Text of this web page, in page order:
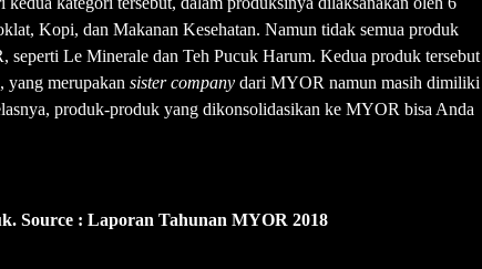
Kopi, dan Makanan Kesehatan. Namun tidak semua produk
Le Minerale dan Teh Pucuk Harum. Kedua produk tersebut
yang merupakan sister company dari MYOR namun masih dimiliki
produk-produk yang dikonsolidasikan ke MYOR bisa Anda
Source : Laporan Tahunan MYOR 2018